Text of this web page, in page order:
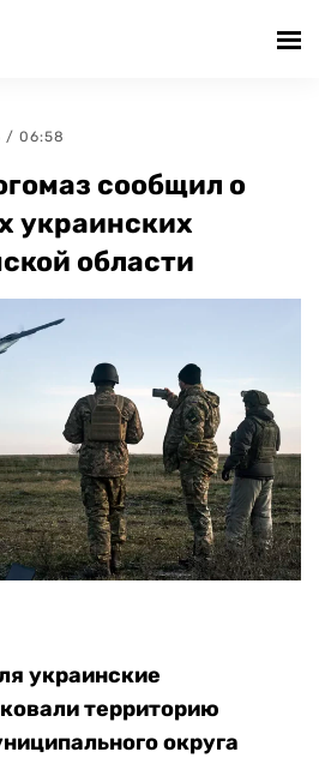
/ 06:58
сообщил о
украинских
области
украинские
территорию
округа